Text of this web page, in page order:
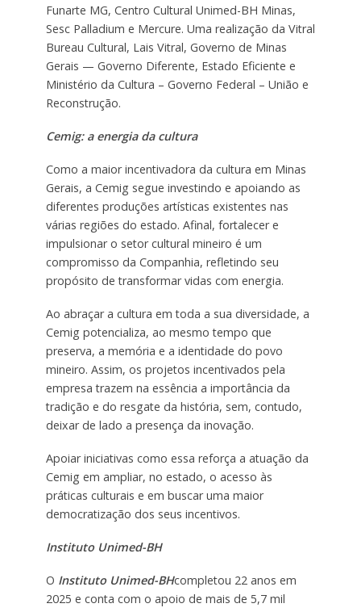
Funarte MG, Centro Cultural Unimed-BH Minas,
Sesc Palladium e Mercure. Uma realização da Vitral
Bureau Cultural, Lais Vitral, Governo de Minas
Gerais — Governo Diferente, Estado Eficiente e
Ministério da Cultura – Governo Federal – União e
Reconstrução.
Cemig: a energia da cultura
Como a maior incentivadora da cultura em Minas
Gerais, a Cemig segue investindo e apoiando as
diferentes produções artísticas existentes nas
várias regiões do estado. Afinal, fortalecer e
impulsionar o setor cultural mineiro é um
compromisso da Companhia, refletindo seu
propósito de transformar vidas com energia.
Ao abraçar a cultura em toda a sua diversidade, a
Cemig potencializa, ao mesmo tempo que
preserva, a memória e a identidade do povo
mineiro. Assim, os projetos incentivados pela
empresa trazem na essência a importância da
tradição e do resgate da história, sem, contudo,
deixar de lado a presença da inovação.
Apoiar iniciativas como essa reforça a atuação da
Cemig em ampliar, no estado, o acesso às
práticas culturais e em buscar uma maior
democratização dos seus incentivos.
Instituto Unimed-BH
O Instituto Unimed-BHcompletou 22 anos em
2025 e conta com o apoio de mais de 5,7 mil